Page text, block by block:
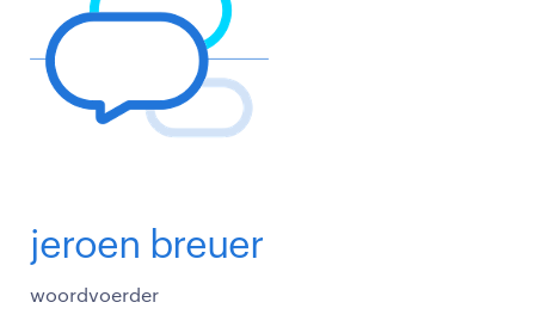
jeroen breuer
woordvoerder